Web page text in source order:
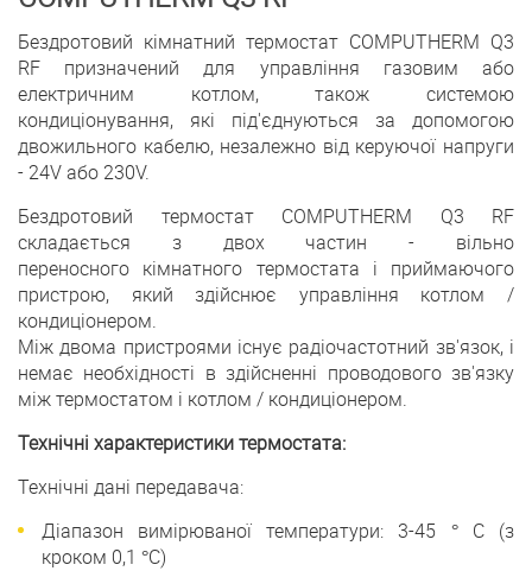
Бездротовий кімнатний термостат COMPUTHERM Q3
RF призначений для управління газовим або
електричним котлом, також системою
кондиціонування, які під'єднуються за допомогою
двожильного кабелю, незалежно від керуючої напруги
- 24V або 230V.
Бездротовий термостат COMPUTHERM Q3 RF
складається з двох частин - вільно
переносного кімнатного термостата і приймаючого
пристрою, який здійснює управління котлом /
кондиціонером.
Між двома пристроями існує радіочастотний зв'язок, і
немає необхідності в здійсненні проводового зв'язку
між термостатом і котлом / кондиціонером.
Технічні характеристики термостата:
Технічні дані передавача:
Діапазон вимірюваної температури: 3-45 ° С (з
кроком 0,1 °С)